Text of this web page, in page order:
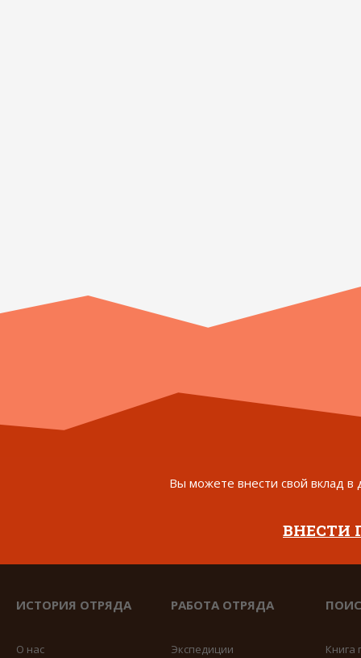
Вы можете внести свой вклад в
ВНЕСТИ
ИСТОРИЯ ОТРЯДА
О нас
РАБОТА ОТРЯДА
Экспедиции Книга